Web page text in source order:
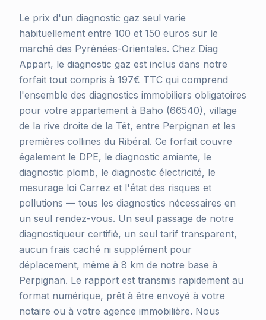
Le prix d'un diagnostic gaz seul varie
habituellement entre 100 et 150 euros sur le
marché des Pyrénées-Orientales. Chez Diag
Appart, le diagnostic gaz est inclus dans notre
forfait tout compris à 197€ TTC qui comprend
l'ensemble des diagnostics immobiliers obligatoires
pour votre appartement à Baho (66540), village
de la rive droite de la Têt, entre Perpignan et les
premières collines du Ribéral. Ce forfait couvre
également le DPE, le diagnostic amiante, le
diagnostic plomb, le diagnostic électricité, le
mesurage loi Carrez et l'état des risques et
pollutions — tous les diagnostics nécessaires en
un seul rendez-vous. Un seul passage de notre
diagnostiqueur certifié, un seul tarif transparent,
aucun frais caché ni supplément pour
déplacement, même à 8 km de notre base à
Perpignan. Le rapport est transmis rapidement au
format numérique, prêt à être envoyé à votre
notaire ou à votre agence immobilière. Nous